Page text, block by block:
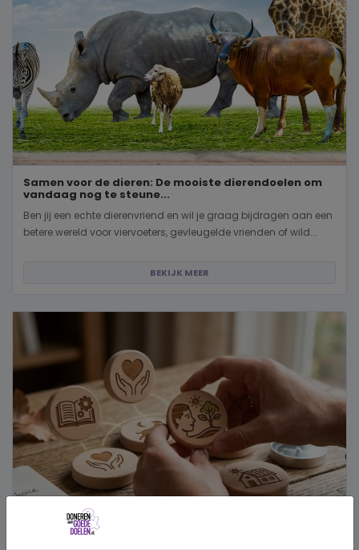
Samen voor de dieren: De mooiste dierendoelen om
vandaag nog te steune...
Ben jij een echte dierenvriend en wil je graag bijdragen aan een
betere wereld voor viervoeters, gevleugelde vrienden of wild...
BEKIJK MEER